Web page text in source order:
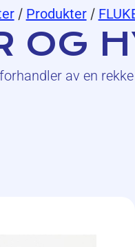
/ Produkter /
OG
av en